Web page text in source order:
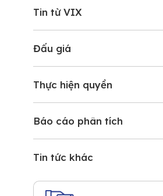
Tin từ VIX
Đấu giá
Thực hiện quyền
Báo cáo phân tích
Tin tức khác